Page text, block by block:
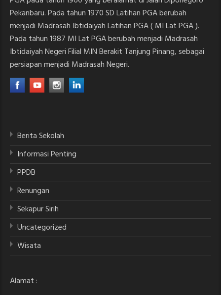
Pekanbaru. Pada tahun 1970 SD Latihan PGA berubah
menjadi Madrasah Ibtidaiyah Latihan PGA ( MI Lat PGA ).
Pada tahun 1987 MI Lat PGA berubah menjadi Madrasah
Ibtidaiyah Negeri Filial MIN Berakit Tanjung Pinang, sebagai
persiapan menjadi Madrasah Negeri.
Berita Sekolah
Informasi Penting
PPDB
Renungan
Sekapur Sirih
Uncategorized
Wisata
Alamat :